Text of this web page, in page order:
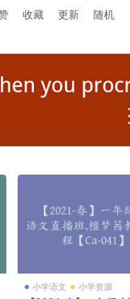
❅❅
收藏 更新 随机
小学语文 小学资源